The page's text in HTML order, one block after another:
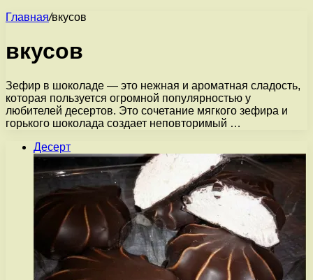
Главная/вкусов
вкусов
Зефир в шоколаде — это нежная и ароматная сладость,
которая пользуется огромной популярностью у
любителей десертов. Это сочетание мягкого зефира и
горького шоколада создает неповторимый …
Десерт